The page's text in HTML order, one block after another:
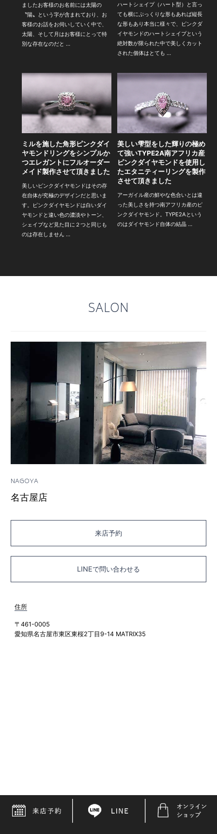
ましたお客様のお名前には太陽の
〝陽〟という字が含まれており、お
客様のお話をお伺いしていく中で、
太陽、そして月はお客様にとって特
別な存在なのだと …
ハートシェイプ（ハート型）と言っ
ても横にぷっくりな形もあれば縦長
な形もあり本当に様々で、ピンクダ
イヤモンドのハートシェイプという
絶対数が限られた中で美しくカット
された個体はとても …
ミルを施した角形ピンクダイ
ヤモンドリングをシンプルか
つエレガントにフルオーダー
メイド製作させて頂きました
美しいピンクダイヤモンドはその存
在自体が究極のデザインだと思いま
す。ピンクダイヤモンドは白いダイ
ヤモンドと違い色の濃淡やトーン、
シェイプなど見た目に２つと同じも
のは存在しません …
美しい雫型をした輝りの極め
て強いTYPE2A南アフリカ産
ピンクダイヤモンドを使用し
たエタニティーリングを製作
させて頂きました
アーガイル産の鮮やな色合いとは違
った美しさを持つ南アフリカ産のピ
ンクダイヤモンド。TYPE2Aという
のはダイヤモンド自体の結晶 …
SALON
NAGOYA
名古屋店
来店予約
LINEで問い合わせる
住所
〒461-0005
愛知県名古屋市東区東桜2丁目9-14 MATRIX35